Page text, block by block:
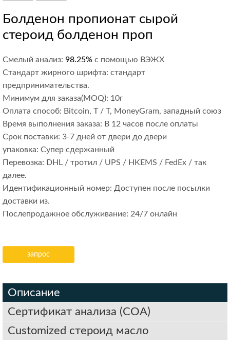
Болденон пропионат сырой
стероид болденон проп
Смелый анализ: 98.25% с помощью ВЭЖХ
Стандарт жирного шрифта: стандарт
предпринимательства.
Минимум для заказа(MOQ): 10г
Оплата способ: Bitcoin, T / T, MoneyGram, западный союз
Время выполнения заказа: В 12 часов после оплаты
Срок поставки: 3-7 дней от двери до двери
упаковка: Супер сдержанный
Перевозка: DHL / тротил / UPS / HKEMS / FedEx / так
далее.
Идентификационный номер: Доступен после посылки
доставки из.
Послепродажное обслуживание: 24/7 онлайн
запрос
Описание
Сертификат анализа (COA)
Customized стероид масло